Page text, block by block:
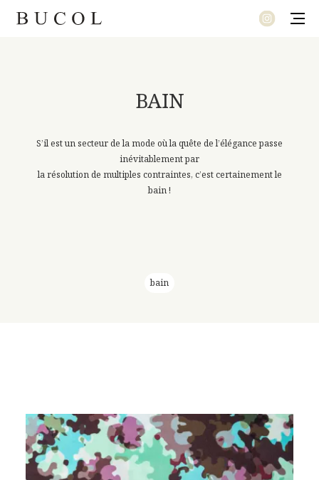
LE SOUFFLE DU TEMPS
PRÉLUDE
NOUVEL ÉCLECTISME
UNE COLLECTION SIGNATURE
BAIN
S’il est un secteur de la mode où la quête de l’élégance passe
inévitablement par
la résolution de multiples contraintes, c’est certainement le
bain !
bain